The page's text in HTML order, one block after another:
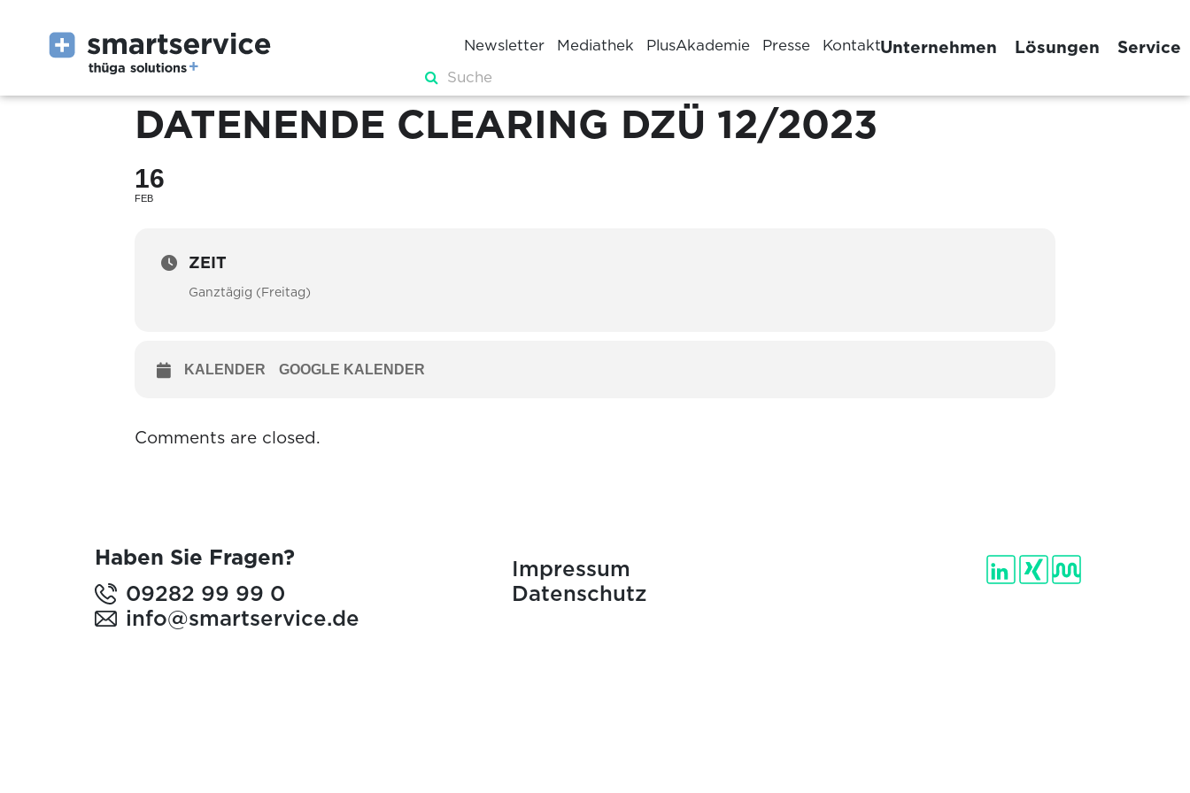
Newsletter Mediathek PlusAkademie Presse KontaktUnternehmen Lösungen Service
DATENENDE CLEARING DZÜ 12/2023
16
FEB
ZEIT
Ganztägig (Freitag)
KALENDER GOOGLE KALENDER
Comments are closed.
Haben Sie Fragen?
09282 99 99 0
info@smartservice.de
Impressum
Datenschutz